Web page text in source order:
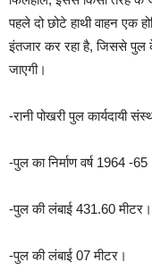
पहले दो छोटे हाथी वाहन एक
इंतजार कर रहा है, जिससे पुल
जाएगी।
-रानी पोखरी पुल कार्यदायी
-पुल का निर्माण वर्ष 1964 -
-पुल की लंबाई 431.60 मीटर।
-पुल की लंबाई 07 मीटर।